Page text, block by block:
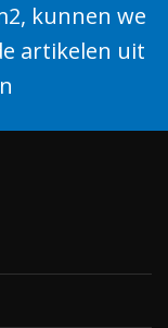
kunnen we
artikelen uit